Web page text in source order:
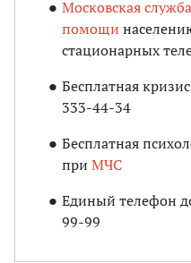
Московская
помощи
стационарных
Бесплатная
333-44-34
Бесплатная
при МЧС
Единый телефон
99-99